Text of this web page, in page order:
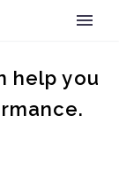
help you